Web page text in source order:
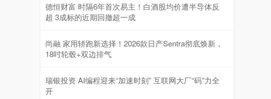
德恒财富 时隔6年首次易主！白酒股均价遭半导体反
超 3成标的近期回撤超一成
尚融 家用轿跑新选择！2026款日产Sentra彻底焕新，
18吋轮毂+双边排气
瑞银投资 AI编程迎来“加速时刻” 互联网大厂“码”力全
开